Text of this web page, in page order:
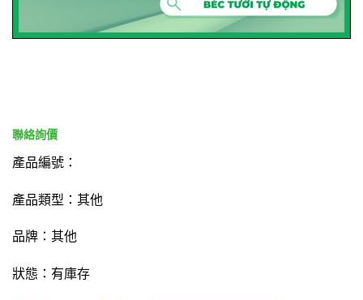
產品編號：
產品類型：其他
品牌：其他
狀態：有庫存